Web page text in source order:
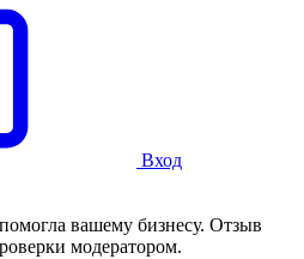
Вход
вашему бизнесу. Отзыв
модератором.